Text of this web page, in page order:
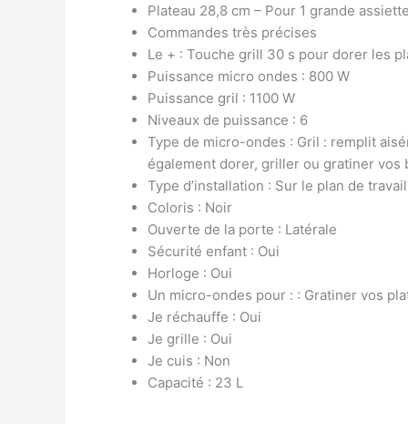
Plateau 28,8 cm – Pour 1 grande assiette
Commandes très précises
Le + : Touche grill 30 s pour dorer les
Puissance micro ondes : 800 W
Puissance gril : 1100 W
Niveaux de puissance : 6
Type de micro-ondes : Gril : remplit
également dorer, griller ou gratiner
Type d’installation : Sur le plan de
Coloris : Noir
Ouverte de la porte : Latérale
Sécurité enfant : Oui
Horloge : Oui
Un micro-ondes pour : : Gratiner vos
Je réchauffe : Oui
Je grille : Oui
Je cuis : Non
Capacité : 23 L